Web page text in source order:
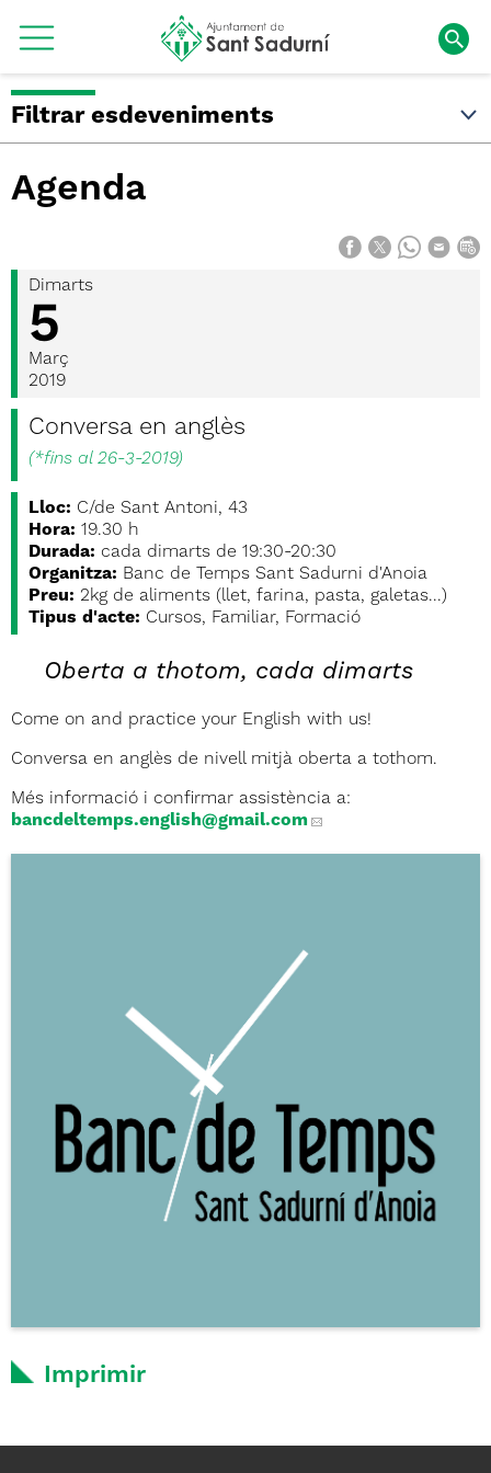
Filtrar esdeveniments
Agenda
Dimarts
5
Març
2019
Conversa en anglès
(*fins al 26-3-2019)
Lloc: C/de Sant Antoni, 43
Hora: 19.30 h
Durada: cada dimarts de 19:30-20:30
Organitza: Banc de Temps Sant Sadurni d'Anoia
Preu: 2kg de aliments (llet, farina, pasta, galetas...)
Tipus d'acte: Cursos, Familiar, Formació
Oberta a thotom, cada dimarts
Come on and practice your English with us!
Conversa en anglès de nivell mitjà oberta a tothom.
Més informació i confirmar assistència a:
bancdeltemps.english@gmail.com
Imprimir